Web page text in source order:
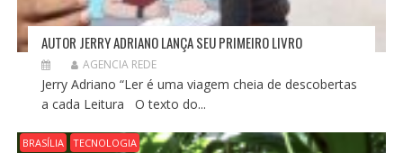
AUTOR JERRY ADRIANO LANÇA SEU PRIMEIRO LIVRO
AGENCIA REDE
Jerry Adriano “Ler é uma viagem cheia de descobertas
a cada Leitura O texto do...
BRASÍLIA TECNOLOGIA